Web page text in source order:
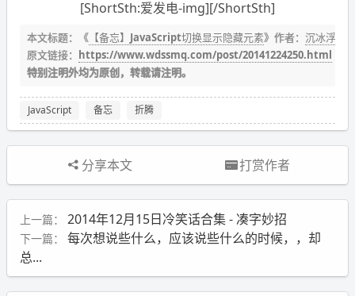
[ShortSth:爱发电-img][/ShortSth]
本文标题：《【备忘】JavaScript切换显示隐藏元素》作者： 沉冰浮水
原文链接：
https://www.wdssmq.com/post/20141224250.html
特别注明外均为原创，转载请注明。
JavaScript 备忘 折腾
分享本文 打赏作者
上一篇： 2014年12月15日冷笑话合集 - 凑字妙招
下一篇：
每次想说些什么，应该说些什么的时候，，却
总...